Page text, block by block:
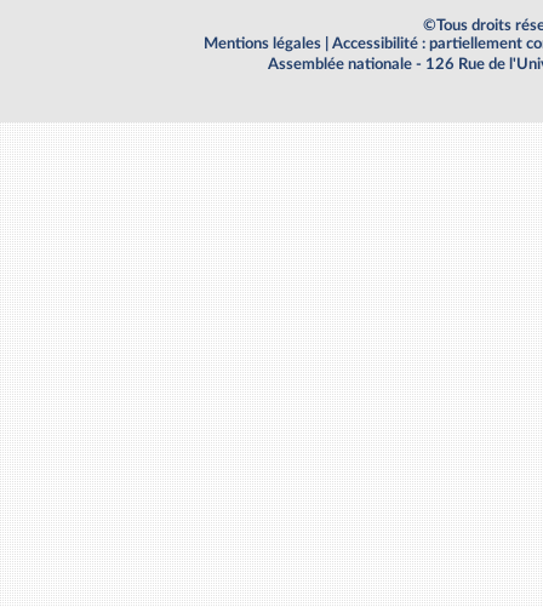
©Tous droits
Mentions légales
Accessibilité : partiellement
Assemblée nationale - 126 Rue de